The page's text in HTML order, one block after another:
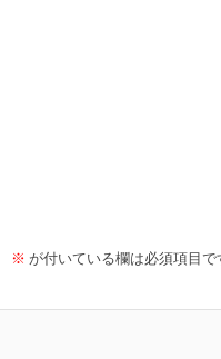
※ が付いている欄は必須項目で